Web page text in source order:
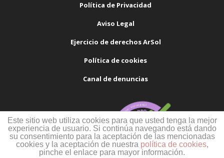
Política de Privacidad
Aviso Legal
Ejercicio de derechos ArSol
Política de cookies
Canal de denuncias
Este sitio web utiliza cookies para que usted tenga la mejor
experiencia de usuario. Si continúa navegando está dando
su consentimiento para la aceptación de las mencionadas
cookies y la aceptación de nuestra política de cookies,
pinche el enlace para mayor información.